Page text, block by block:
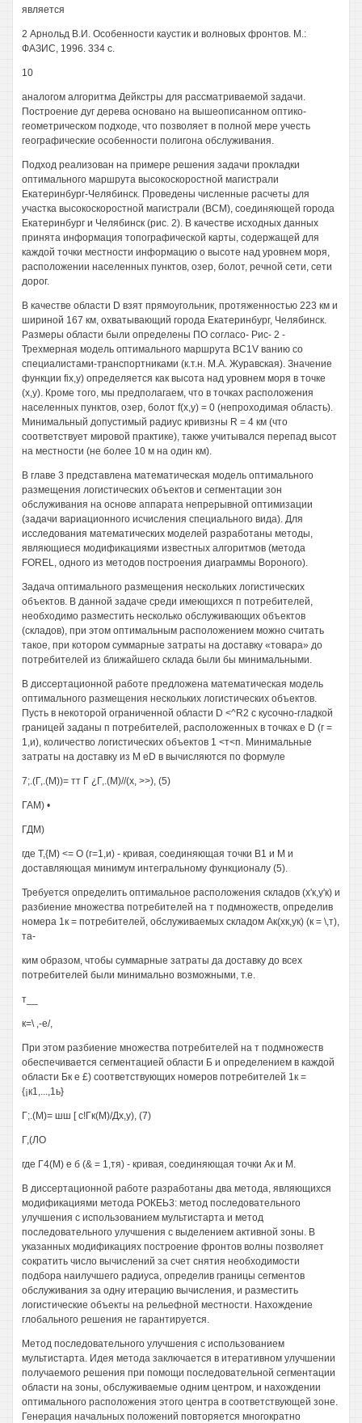
является
2 Арнольд В.И. Особенности каустик и волновых фронтов. М.:
ФАЗИС, 1996. 334 с.
10
аналогом алгоритма Дейкстры для рассматриваемой задачи.
Построение дуг дерева основано на вышеописанном оптико-
геометрическом подходе, что позволяет в полной мере учесть
географические особенности полигона обслуживания.
Подход реализован на примере решения задачи прокладки
оптимального маршрута высокоскоростной магистрали
Екатеринбург-Челябинск. Проведены численные расчеты для
участка высокоскоростной магистрали (ВСМ), соединяющей города
Екатеринбург и Челябинск (рис. 2). В качестве исходных данных
принята информация топографической карты, содержащей для
каждой точки местности информацию о высоте над уровнем моря,
расположении населенных пунктов, озер, болот, речной сети, сети
дорог.
В качестве области D взят прямоугольник, протяженностью 223 км и
шириной 167 км, охватывающий города Екатеринбург, Челябинск.
Размеры области были определены ПО согласо- Рис- 2 -
Трехмерная модель оптимального маршрута BC1V ванию со
специалистами-транспортниками (к.т.н. М.А. Журавская). Значение
функции fix,у) определяется как высота над уровнем моря в точке
(х,у). Кроме того, мы предполагаем, что в точках расположения
населенных пунктов, озер, болот f(x,y) = 0 (непроходимая область).
Минимальный допустимый радиус кривизны R = 4 км (что
соответствует мировой практике), также учитывался перепад высот
на местности (не более 10 м на один км).
В главе 3 представлена математическая модель оптимального
размещения логистических объектов и сегментации зон
обслуживания на основе аппарата непрерывной оптимизации
(задачи вариационного исчисления специального вида). Для
исследования математических моделей разработаны методы,
являющиеся модификациями известных алгоритмов (метода
FOREL, одного из методов построения диаграммы Вороного).
Задача оптимального размещения нескольких логистических
объектов. В данной задаче среди имеющихся п потребителей,
необходимо разместить несколько обслуживающих объектов
(складов), при этом оптимальным расположением можно считать
такое, при котором суммарные затраты на доставку «товара» до
потребителей из ближайшего склада были бы минимальными.
В диссертационной работе предложена математическая модель
оптимального размещения нескольких логистических объектов.
Пусть в некоторой ограниченной области D <^R2 с кусочно-гладкой
границей заданы п потребителей, расположенных в точках е D (г =
1,и), количество логистических объектов 1 <т<п. Минимальные
затраты на доставку из М eD в вычисляются по формуле
7;.(Г,.(М))= тт Г ¿Г,.(М)//(х, >>), (5)
ГАМ) •
ГДМ)
где Т,{М) <= О (г=1,и) - кривая, соединяющая точки В1 и М и
доставляющая минимум интегральному функционалу (5).
Требуется определить оптимальное расположения складов (х'к,у'к) и
разбиение множества потребителей на т подмножеств, определив
номера 1к = потребителей, обслуживаемых складом Ак(хк,ук) (к = \,т),
та-
ким образом, чтобы суммарные затраты да доставку до всех
потребителей были минимально возможными, т.е.
т__
к=\ ,-е/,
При этом разбиение множества потребителей на т подмножеств
обеспечивается сегментацией области Б и определением в каждой
области Бк е £) соответствующих номеров потребителей 1к =
{¡к1,...,1ь}
Г;.(М)= шш [ с!Гк(М)/Дх,у), (7)
Г,(ЛО
где Г4(М) е б (& = 1,тя) - кривая, соединяющая точки Ак и М.
В диссертационной работе разработаны два метода, являющихся
модификациями метода РОКЕЬ3: метод последовательного
улучшения с использованием мультистарта и метод
последовательного улучшения с выделением активной зоны. В
указанных модификациях построение фронтов волны позволяет
сократить число вычислений за счет снятия необходимости
подбора наилучшего радиуса, определив границы сегментов
обслуживания за одну итерацию вычисления, и разместить
логистические объекты на рельефной местности. Нахождение
глобального решения не гарантируется.
Метод последовательного улучшения с использованием
мультистарта. Идея метода заключается в итеративном улучшении
получаемого решения при помощи последовательной сегментации
области на зоны, обслуживаемые одним центром, и нахождении
оптимального расположения этого центра в соответствующей зоне.
Генерация начальных положений повторяется многократно